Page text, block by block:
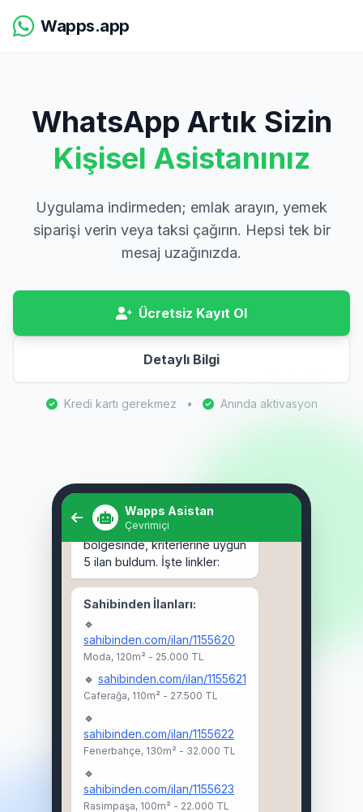
Wapps.app
WhatsApp Artık Sizin
Kişisel Asistanınız
Uygulama indirmeden; emlak arayın, yemek
siparişi verin veya taksi çağırın. Hepsi tek bir
mesaj uzağınızda.
Ücretsiz Kayıt Ol
Detaylı Bilgi
Kredi kartı gerekmez • Anında aktivasyon
Wapps Asistan
Çevrimiçi
ev arıyorum. 🏠
Selam Ahmet! 👋 Kadıköy
bölgesinde, kriterlerine uygun
5 ilan buldum. İşte linkler:
Sahibinden İlanları:
🔹
sahibinden.com/ilan/1155620
Moda, 120m² - 25.000 TL
🔹 sahibinden.com/ilan/1155621
Caferağa, 110m² - 27.500 TL
🔹
sahibinden.com/ilan/1155622
Fenerbahçe, 130m² - 32.000 TL
🔹
sahibinden.com/ilan/1155623
Rasimpaşa, 100m² - 22.000 TL